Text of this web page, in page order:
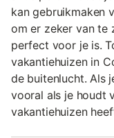
kan gebruikmaken
om er zeker van te
perfect voor je is.
vakantiehuizen in
de buitenlucht. Als
vooral als je houdt
vakantiehuizen